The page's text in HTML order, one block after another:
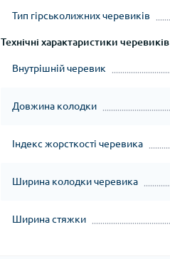
Тип гірськолижних черевиків
Технічні характаристики черевиків
Внутрішній черевик
Довжина колодки
Індекс жорсткості черевика
Ширина колодки черевика
Ширина стяжки